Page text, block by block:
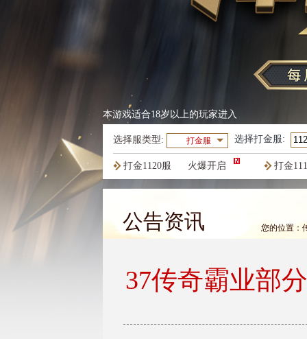
本游戏适合18岁以上的玩家进入
选择服类型: 打金服 选择打金服:
火爆开启
打金1120服 打金
火爆开启
打金1117服 打金
公告资讯 您的位置：
37传奇霸业部